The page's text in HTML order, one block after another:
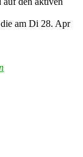
am Di 28. Apr